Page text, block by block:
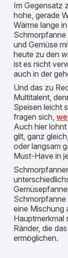
Im Gegensatz
hohe, gerade
Wärme lange
und Gemüse
heute zu den
ist es nicht
auch in der
Und das zu
Multitalent,
Speisen leicht
fragen sich,
Auch hier
gilt, ganz
oder langsam
Must-Have in
eine Mischung
Hauptmerkmal
Ränder, die
ermöglichen.